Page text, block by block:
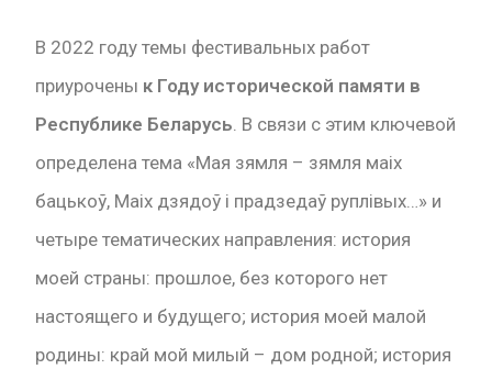
В 2022 году темы фестивальных работ
приурочены к Году исторической памяти в
Республике Беларусь. В связи с этим ключевой
определена тема «Мая зямля – зямля маіх
бацькоў, Маіх дзядоў і прадзедаў руплівых…» и
четыре тематических направления: история
моей страны: прошлое, без которого нет
настоящего и будущего; история моей малой
родины: край мой милый – дом родной; история